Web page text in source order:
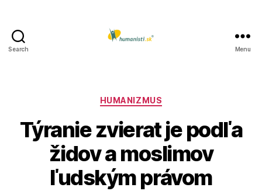
Search Menu
Kategórie
HUMANIZMUS
Týranie zvierat je podľa
židov a moslimov
ľudským právom